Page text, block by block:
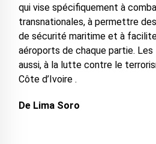
qui vise spécifiquement à
transnationales, à permettre
de sécurité maritime et à
aéroports de chaque partie.
aussi, à la lutte contre le
Côte d’Ivoire .
De Lima Soro